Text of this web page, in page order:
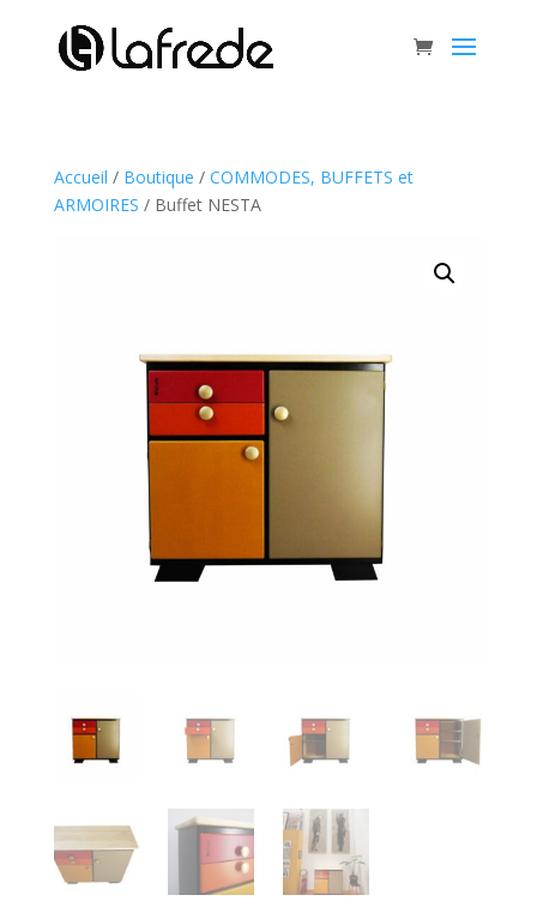
Accueil / Boutique / COMMODES, BUFFETS et
ARMOIRES / Buffet NESTA